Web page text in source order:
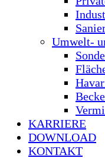
Umwelt-
KARRIERE
DOWNLOAD
KONTAKT